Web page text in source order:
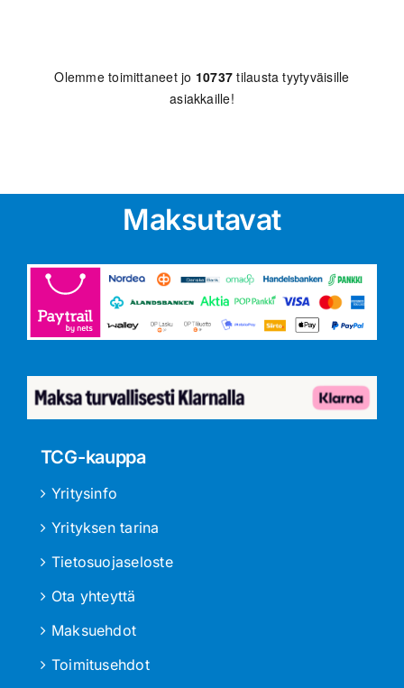
Olemme toimittaneet jo 10737 tilausta tyytyväisille
asiakkaille!
Maksutavat
TCG-kauppa
Yritysinfo
Yrityksen tarina
Tietosuojaseloste
Ota yhteyttä
Maksuehdot
Toimitusehdot